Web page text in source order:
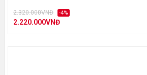
2.320.000VNĐ -4%
2.220.000VNĐ